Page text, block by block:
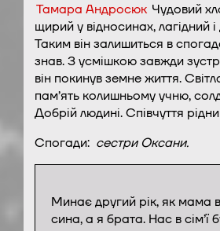
Тамара Андросюк Чудовий
щирий у відносинах, лагідний
Таким він залишиться в
знав. З усмішкою завжди
він покинув земне життя.
пам’ять колишньому учню,
Добрій людині. Співчуття
Спогади: сестри Оксани.
Минає другий рік, як мама
сина, а я брата. Нас в сім’ї